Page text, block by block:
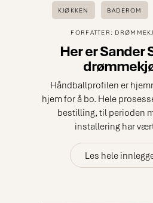
KJØKKEN BADEROM
FORFATTER:
Her er Sander
Håndballprofilen er
hjem for å bo. Hele
bestilling, til perioden
installering har
Les hele